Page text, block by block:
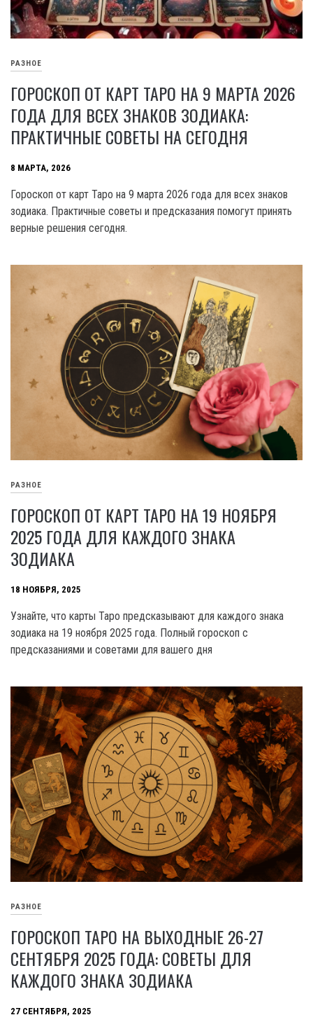
РАЗНОЕ
ГОРОСКОП ОТ КАРТ ТАРО НА 9 МАРТА 2026
ГОДА ДЛЯ ВСЕХ ЗНАКОВ ЗОДИАКА:
ПРАКТИЧНЫЕ СОВЕТЫ НА СЕГОДНЯ
8 МАРТА, 2026
Гороскоп от карт Таро на 9 марта 2026 года для всех знаков
зодиака. Практичные советы и предсказания помогут принять
верные решения сегодня.
РАЗНОЕ
ГОРОСКОП ОТ КАРТ ТАРО НА 19 НОЯБРЯ
2025 ГОДА ДЛЯ КАЖДОГО ЗНАКА
ЗОДИАКА
18 НОЯБРЯ, 2025
Узнайте, что карты Таро предсказывают для каждого знака
зодиака на 19 ноября 2025 года. Полный гороскоп с
предсказаниями и советами для вашего дня
РАЗНОЕ
ГОРОСКОП ТАРО НА ВЫХОДНЫЕ 26-27
СЕНТЯБРЯ 2025 ГОДА: СОВЕТЫ ДЛЯ
КАЖДОГО ЗНАКА ЗОДИАКА
27 СЕНТЯБРЯ, 2025